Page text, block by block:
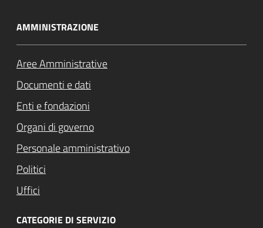
AMMINISTRAZIONE
Aree Amministrative
Documenti e dati
Enti e fondazioni
Organi di governo
Personale amministrativo
Politici
Uffici
CATEGORIE DI SERVIZIO